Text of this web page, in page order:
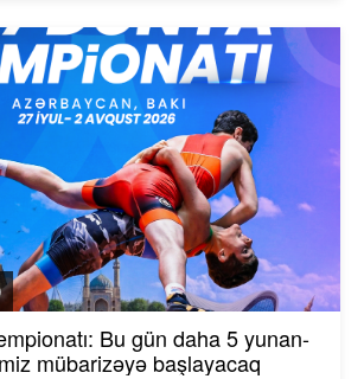
Bu gün daha 5 yunan-
mübarizəyə başlayacaq